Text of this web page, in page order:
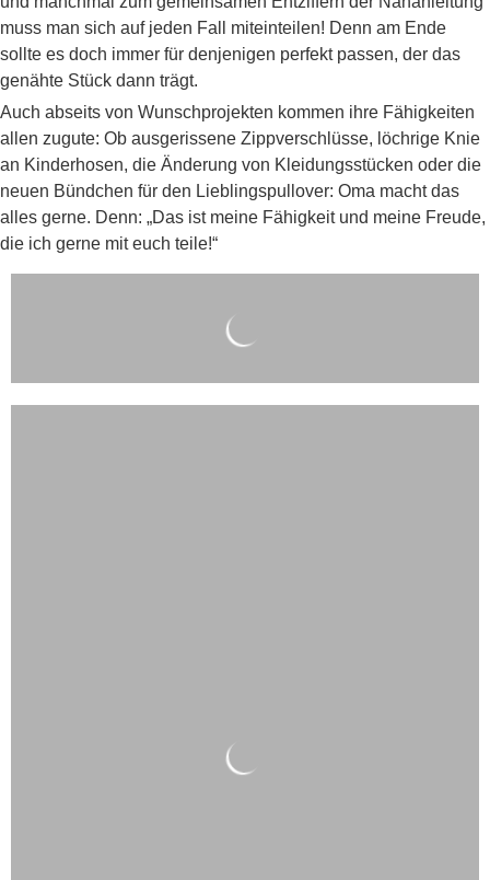
muss man sich auf jeden Fall miteinteilen! Denn am Ende
sollte es doch immer für denjenigen perfekt passen, der das
genähte Stück dann trägt.
Auch abseits von Wunschprojekten kommen ihre Fähigkeiten
allen zugute: Ob ausgerissene Zippverschlüsse, löchrige Knie
an Kinderhosen, die Änderung von Kleidungsstücken oder die
neuen Bündchen für den Lieblingspullover: Oma macht das
alles gerne. Denn: „Das ist meine Fähigkeit und meine Freude,
die ich gerne mit euch teile!“